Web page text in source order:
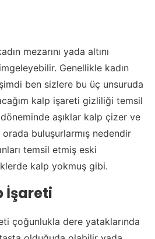
mezarını yada altını
Genellikle kadın
ben sizlere bu üç unsuruda
kalp işareti gizliliği temsil
aşıklar kalp çizer ve
buluşurlarmış nedendir
temsil etmiş eski
kalp yokmuş gibi.
İşareti
çoğunlukla dere yataklarında